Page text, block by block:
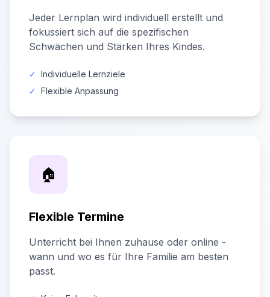
Jeder Lernplan wird individuell erstellt und
fokussiert sich auf die spezifischen
Schwächen und Stärken Ihres Kindes.
✓ Individuelle Lernziele
✓ Flexible Anpassung
🏠
Flexible Termine
Unterricht bei Ihnen zuhause oder online -
wann und wo es für Ihre Familie am besten
passt.